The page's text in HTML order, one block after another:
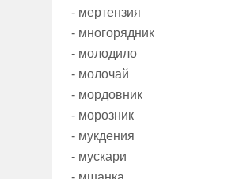
- мертензия
- многорядник
- молодило
- молочай
- мордовник
- морозник
- мукдения
- мускари